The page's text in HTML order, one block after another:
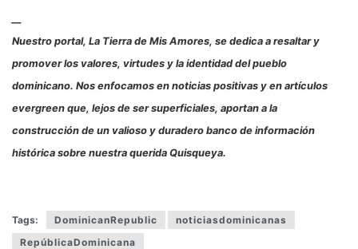
Nuestro portal, La Tierra de Mis Amores, se dedica a resaltar y
promover los valores, virtudes y la identidad del pueblo
dominicano. Nos enfocamos en noticias positivas y en artículos
evergreen que, lejos de ser superficiales, aportan a la
construcción de un valioso y duradero banco de información
histórica sobre nuestra querida Quisqueya.
Tags: DominicanRepublic
noticiasdominicanas
RepúblicaDominicana